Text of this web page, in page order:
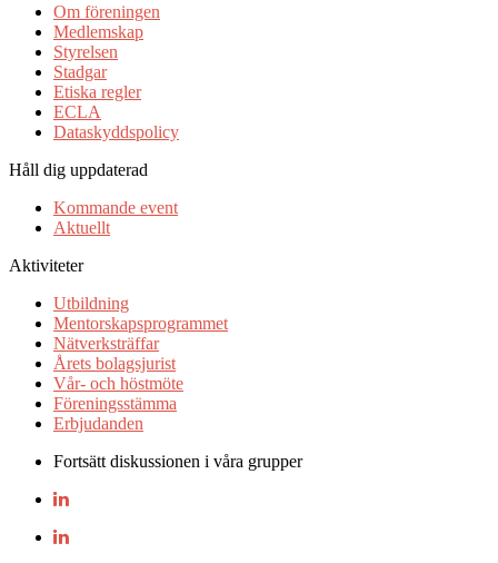
Om föreningen
Medlemskap
Styrelsen
Stadgar
Etiska regler
ECLA
Dataskyddspolicy
Håll dig uppdaterad
Kommande event
Aktuellt
Aktiviteter
Utbildning
Mentorskapsprogrammet
Nätverksträffar
Årets bolagsjurist
Vår- och höstmöte
Föreningsstämma
Erbjudanden
Fortsätt diskussionen i våra grupper